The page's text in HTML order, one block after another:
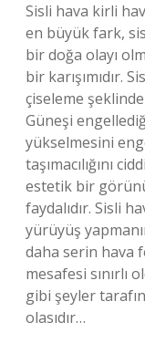
Sisli hava kirli
en büyük fark,
bir doğa olayı
bir karışımıdır.
çiseleme
Güneşi
yükselmesini
taşımacılığını
estetik bir
faydalıdır. Sisli
yürüyüş
daha serin hava
mesafesi sınırlı
gibi şeyler
olasıdır…